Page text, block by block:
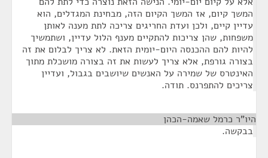
המשך קיום, אז המשך הקיום הזה, מבחינת המגדלים, הוא
עדיין קיים, ולכן ועדת החריגים צריכה לתת מענה לאותן
משפחות, שהן צריכות להתקיים מענף הלול עדיין, ושתמשיך
להיות להם ההכנסה היום-יומית הזאת. לא צריך לבלום את זה
בצורה גורפת, אלא צריך לעשות את זה בצורה מושכלת מתוך
האינטרס של שמירה על האנשים שיושבים בגבול, ועדיין
צריכים להתפרנס. תודה.
היו"ר כרמל שאמה-הכהן
בבקשה.